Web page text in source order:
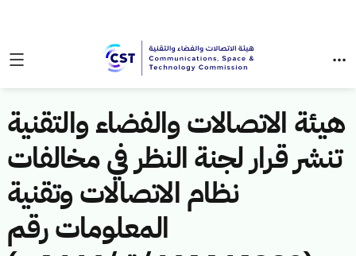
هيئة الاتصالات والفضاء والتقنية
تنشر قرار لجنة النظر في مخالفات
نظام الاتصالات وتقنية
المعلومات رقم